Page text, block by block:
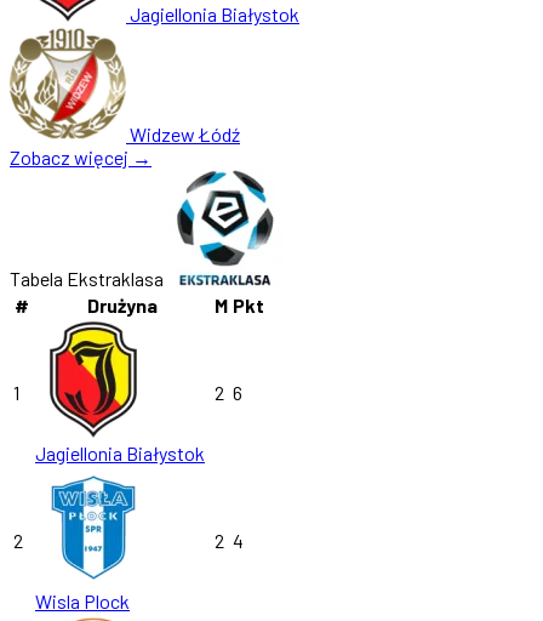
Jagiellonia Białystok
Widzew Łódź
Zobacz więcej →
Tabela Ekstraklasa
#
Drużyna M Pkt
1
Jagiellonia Białystok
2 6
2
Wisla Plock
2 4